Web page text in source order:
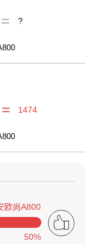
?
1474
欧尚A800
50%